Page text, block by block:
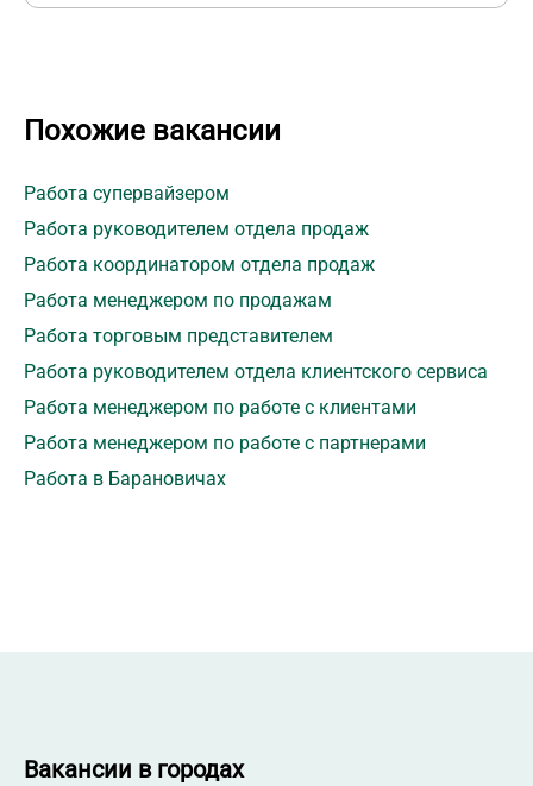
Похожие вакансии
Работа супервайзером
Работа руководителем отдела продаж
Работа координатором отдела продаж
Работа менеджером по продажам
Работа торговым представителем
Работа руководителем отдела клиентского сервиса
Работа менеджером по работе с клиентами
Работа менеджером по работе с партнерами
Работа в Барановичах
Вакансии в городах